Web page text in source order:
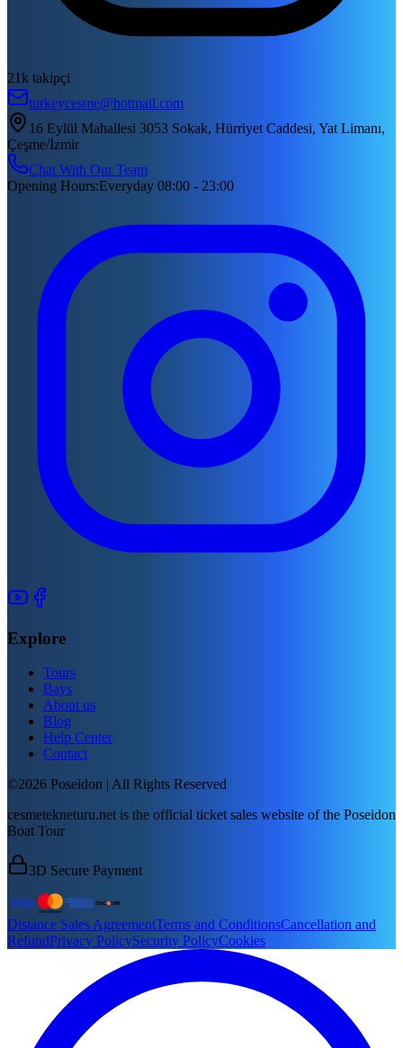
21k takipçi
turkeycesme@hotmail.com
16 Eylül Mahallesi 3053 Sokak, Hürriyet Caddesi, Yat Limanı,
Çeşme/İzmir
Chat With Our Team
Opening Hours:Everyday 08:00 - 23:00
Explore
Tours
Bays
About us
Blog
Help Center
Contact
©2026 Poseidon | All Rights Reserved
cesmetekneturu.net is the official ticket sales website of the Poseidon
Boat Tour
3D Secure Payment
Distance Sales AgreementTerms and ConditionsCancellation and
RefundPrivacy PolicySecurity PolicyCookies